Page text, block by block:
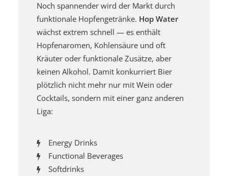
Noch spannender wird der Markt durch
funktionale Hopfengetränke. Hop Water
wächst extrem schnell — es enthält
Hopfenaromen, Kohlensäure und oft
Kräuter oder funktionale Zusätze, aber
keinen Alkohol. Damit konkurriert Bier
plötzlich nicht mehr nur mit Wein oder
Cocktails, sondern mit einer ganz anderen
Liga:
Energy Drinks
Functional Beverages
Softdrinks